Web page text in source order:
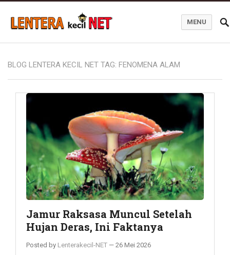
MENU
BLOG LENTERA KECIL NET TAG: FENOMENA ALAM
Jamur Raksasa Muncul Setelah
Hujan Deras, Ini Faktanya
Posted by Lenterakecil-NET — 26 Mei 2026